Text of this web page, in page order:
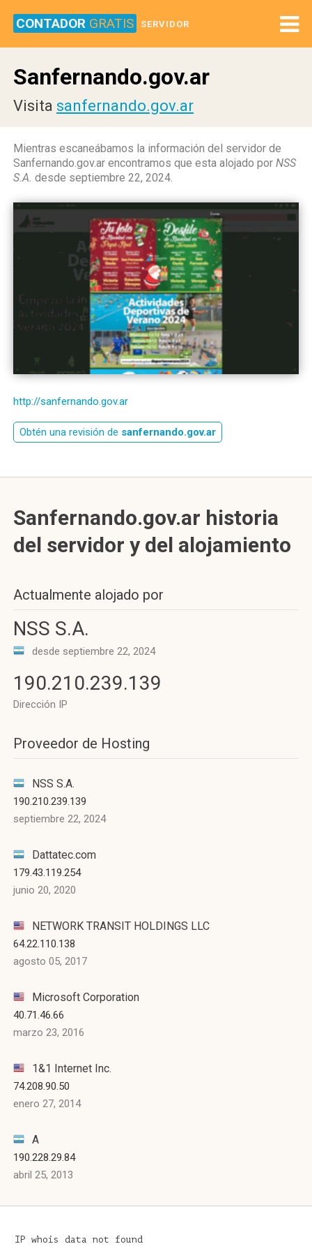
CONTADOR GRATIS SERVIDOR
Sanfernando.gov.ar
Visita sanfernando.gov.ar
Mientras escaneábamos la información del servidor de
Sanfernando.gov.ar encontramos que esta alojado por NSS
S.A. desde septiembre 22, 2024.
http://sanfernando.gov.ar
Obtén una revisión de sanfernando.gov.ar
Sanfernando.gov.ar historia
del servidor y del alojamiento
Actualmente alojado por
NSS S.A.
desde septiembre 22, 2024
190.210.239.139
Dirección IP
Proveedor de Hosting
NSS S.A.
190.210.239.139
septiembre 22, 2024
Dattatec.com
179.43.119.254
junio 20, 2020
NETWORK TRANSIT HOLDINGS LLC
64.22.110.138
agosto 05, 2017
Microsoft Corporation
40.71.46.66
marzo 23, 2016
1&1 Internet Inc.
74.208.90.50
enero 27, 2014
A
190.228.29.84
abril 25, 2013
IP whois data not found